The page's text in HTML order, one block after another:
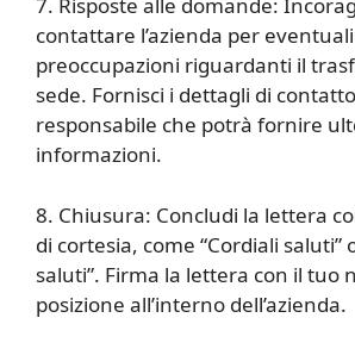
7. Risposte alle domande:
contattare l’azienda per
preoccupazioni riguardanti il
sede. Fornisci i dettagli di
responsabile che potrà fornire
informazioni.
8. Chiusura: Concludi la lettera
di cortesia, come “Cordiali saluti”
saluti”. Firma la lettera con il tuo
posizione all’interno dell’azienda.